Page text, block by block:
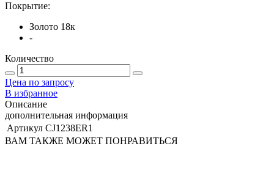
Покрытие:
Золото 18к
-
Количество
Цена по запросу
В избранное
Описание
дополнительная информация
Артикул CJ1238ER1
ВАМ ТАКЖЕ МОЖЕТ ПОНРАВИТЬСЯ